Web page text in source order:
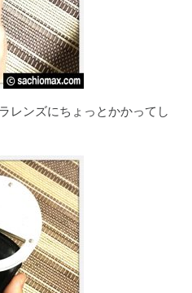
レンズにちょっとかかってし